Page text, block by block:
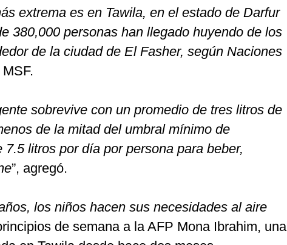
extrema es en Tawila, en el estado de Darfur
380,000 personas han llegado huyendo de los
de la ciudad de El Fasher, según Naciones
sobrevive con un promedio de tres litros de
de la mitad del umbral mínimo de
7.5 litros por día por persona para beber,
”, agregó.
los niños hacen sus necesidades al aire
de semana a la AFP Mona Ibrahim, una